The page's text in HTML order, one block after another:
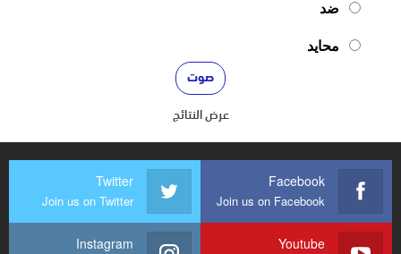
ضد
محايد
عرض النتائج
Facebook
Join us on Facebook
Twitter
Join us on Twitter
Youtube
Instagram